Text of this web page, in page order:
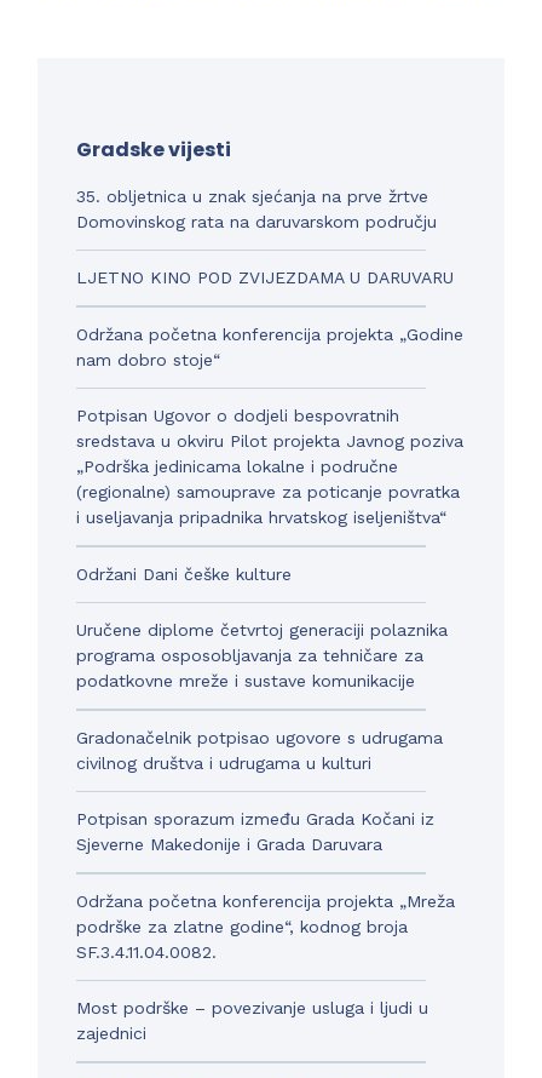
Gradske vijesti
35. obljetnica u znak sjećanja na prve žrtve
Domovinskog rata na daruvarskom području
LJETNO KINO POD ZVIJEZDAMA U DARUVARU
Održana početna konferencija projekta „Godine
nam dobro stoje“
Potpisan Ugovor o dodjeli bespovratnih
sredstava u okviru Pilot projekta Javnog poziva
„Podrška jedinicama lokalne i područne
(regionalne) samouprave za poticanje povratka
i useljavanja pripadnika hrvatskog iseljeništva“
Održani Dani češke kulture
Uručene diplome četvrtoj generaciji polaznika
programa osposobljavanja za tehničare za
podatkovne mreže i sustave komunikacije
Gradonačelnik potpisao ugovore s udrugama
civilnog društva i udrugama u kulturi
Potpisan sporazum između Grada Kočani iz
Sjeverne Makedonije i Grada Daruvara
Održana početna konferencija projekta „Mreža
podrške za zlatne godine“, kodnog broja
SF.3.4.11.04.0082.
Most podrške – povezivanje usluga i ljudi u
zajednici